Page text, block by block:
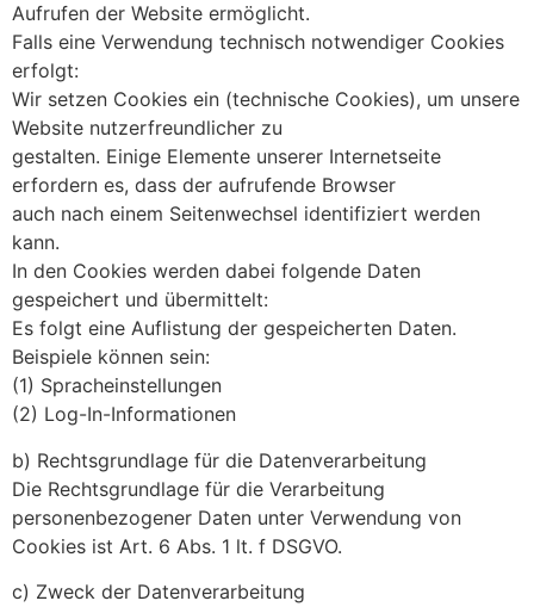
Aufrufen der Website ermöglicht.
Falls eine Verwendung technisch notwendiger Cookies
erfolgt:
Wir setzen Cookies ein (technische Cookies), um unsere
Website nutzerfreundlicher zu
gestalten. Einige Elemente unserer Internetseite
erfordern es, dass der aufrufende Browser
auch nach einem Seitenwechsel identifiziert werden
kann.
In den Cookies werden dabei folgende Daten
gespeichert und übermittelt:
Es folgt eine Auflistung der gespeicherten Daten.
Beispiele können sein:
(1) Spracheinstellungen
(2) Log-In-Informationen
b) Rechtsgrundlage für die Datenverarbeitung
Die Rechtsgrundlage für die Verarbeitung
personenbezogener Daten unter Verwendung von
Cookies ist Art. 6 Abs. 1 lt. f DSGVO.
c) Zweck der Datenverarbeitung